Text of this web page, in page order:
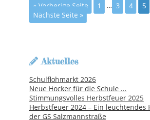
« Vorherige Seite 1 … 3 4 5
Nächste Seite »
Aktuelles
Schulflohmarkt 2026
Neue Hocker für die Schule ...
Stimmungsvolles Herbstfeuer 2025
Herbstfeuer 2024 – Ein leuchtendes
der GS Salzmannstraße